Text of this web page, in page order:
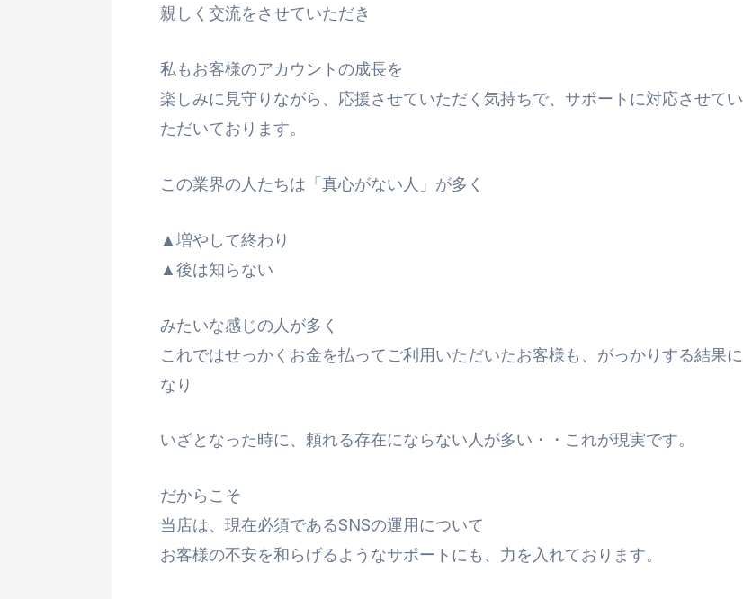
親しく交流をさせていただき
私もお客様のアカウントの成長を
楽しみに見守りながら、応援させていただく気持ちで、サポートに対応させてい
ただいております。
この業界の人たちは「真心がない人」が多く
▲増やして終わり
▲後は知らない
みたいな感じの人が多く
これではせっかくお金を払ってご利用いただいたお客様も、がっかりする結果に
なり
いざとなった時に、頼れる存在にならない人が多い・・これが現実です。
だからこそ
当店は、現在必須であるSNSの運用について
お客様の不安を和らげるようなサポートにも、力を入れております。